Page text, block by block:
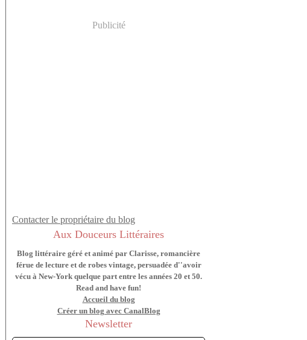
Publicité
Contacter le propriétaire du blog
Aux Douceurs Littéraires
Blog littéraire géré et animé par Clarisse, romancière
férue de lecture et de robes vintage, persuadée d''avoir
vécu à New-York quelque part entre les années 20 et 50.
Read and have fun!
Accueil du blog
Créer un blog avec CanalBlog
Newsletter